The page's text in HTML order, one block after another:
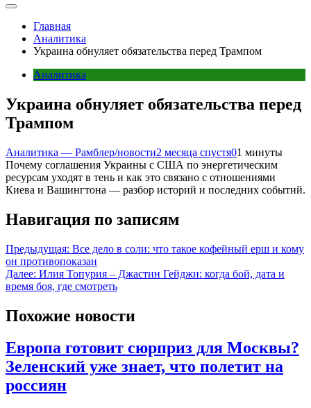
Главная
Аналитика
Украина обнуляет обязательства перед Трампом
Аналитика
Украина обнуляет обязательства перед
Трампом
Аналитика — Рамблер/новости2 месяца спустя01 минуты
Почему соглашения Украины с США по энергетическим
ресурсам уходят в тень и как это связано с отношениями
Киева и Вашингтона — разбор историй и последних событий.
Навигация по записям
Предыдущая: Все дело в соли: что такое кофейный ерш и кому
он противопоказан
Далее: Илия Топурия – Джастин Гейджи: когда бой, дата и
время боя, где смотреть
Похожие новости
Европа готовит сюрприз для Москвы?
Зеленский уже знает, что полетит на
россиян